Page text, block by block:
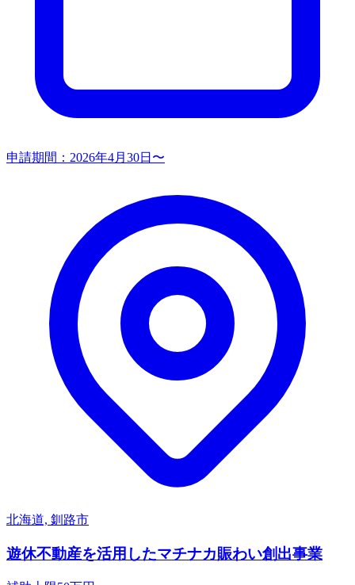
申請期間： 2026年4月30日〜
北海道, 釧路市
遊休不動産を活用したマチナカ賑わい創出事業